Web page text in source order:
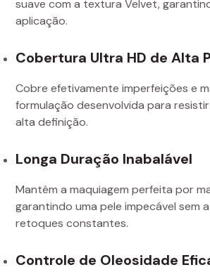
suave com a textura Velvet,
aplicação.
Cobertura Ultra HD de Alta
Cobre efetivamente imperfeições e
formulação desenvolvida para
alta definição.
Longa Duração Inabalável
Mantém a maquiagem perfeita por
garantindo uma pele impecável sem
retoques constantes.
Controle de Oleosidade